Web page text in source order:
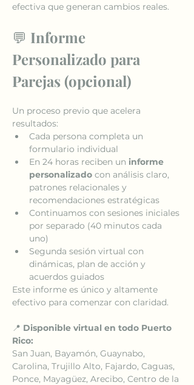
efectiva que generan cambios reales.
💬 Informe
Personalizado para
Parejas (opcional)
Un proceso previo que acelera
resultados:
Cada persona completa un
formulario individual
En 24 horas reciben un informe
personalizado con análisis claro,
patrones relacionales y
recomendaciones estratégicas
Continuamos con sesiones iniciales
por separado (40 minutos cada
uno)
Segunda sesión virtual con
dinámicas, plan de acción y
acuerdos guiados
Este informe es único y altamente
efectivo para comenzar con claridad.
📍 Disponible virtual en todo Puerto
Rico:
San Juan, Bayamón, Guaynabo,
Carolina, Trujillo Alto, Fajardo, Caguas,
Ponce, Mayagüez, Arecibo, Centro de la